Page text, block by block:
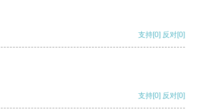
支持[0] 反对[0]
支持[0] 反对[0]